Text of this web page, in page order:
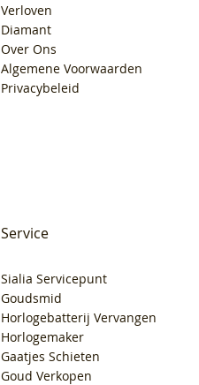
Verloven
Diamant
Over Ons
Algemene Voorwaarden
Privacybeleid
Service
Sialia Servicepunt
Goudsmid
Horlogebatterij Vervangen
Horlogemaker
Gaatjes Schieten
Goud Verkopen